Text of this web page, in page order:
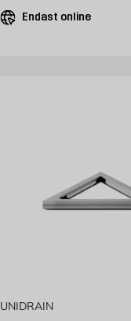
Endast online
UNIDRAIN